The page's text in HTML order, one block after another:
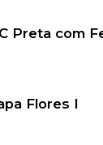
Preta com
Flores I